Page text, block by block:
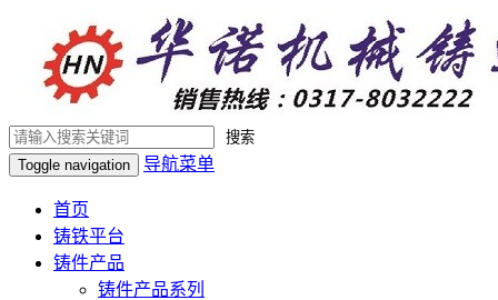
搜索
Toggle navigation
导航菜单
首页
铸铁平台
铸件产品
铸件产品系列